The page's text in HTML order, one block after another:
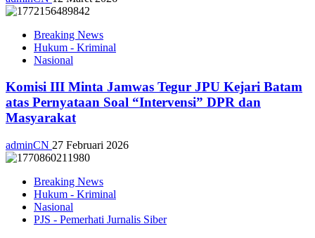
Breaking News
Hukum - Kriminal
Nasional
Komisi III Minta Jamwas Tegur JPU Kejari Batam
atas Pernyataan Soal “Intervensi” DPR dan
Masyarakat
adminCN 27 Februari 2026
Breaking News
Hukum - Kriminal
Nasional
PJS - Pemerhati Jurnalis Siber